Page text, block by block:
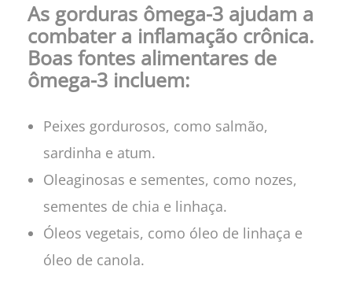
As gorduras ômega-3 ajudam a
combater a inflamação crônica.
Boas fontes alimentares de
ômega-3 incluem:
Peixes gordurosos, como salmão,
sardinha e atum.
Oleaginosas e sementes, como nozes,
sementes de chia e linhaça.
Óleos vegetais, como óleo de linhaça e
óleo de canola.